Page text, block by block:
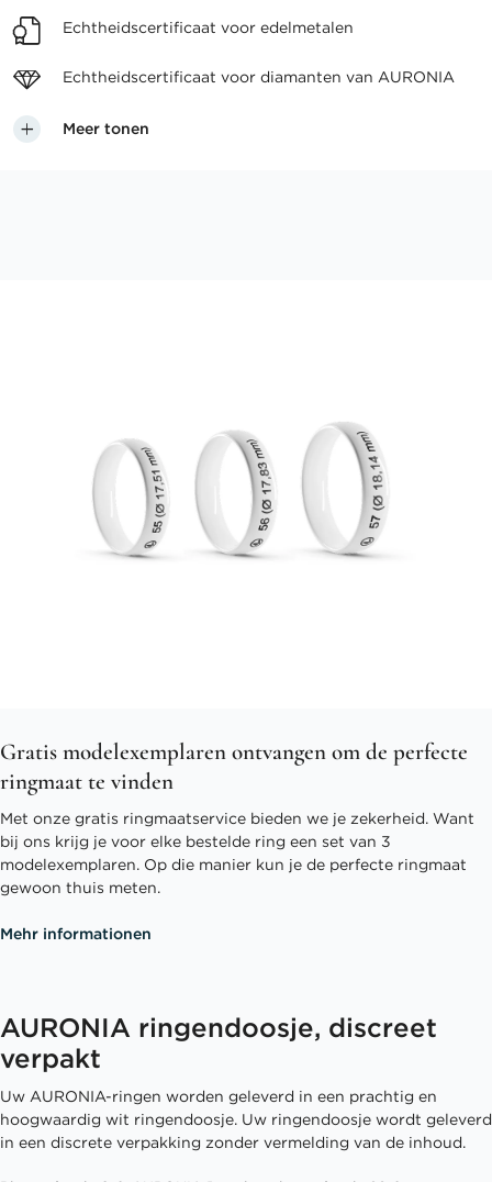
Echtheidscertificaat voor edelmetalen
Echtheidscertificaat voor diamanten van AURONIA
Meer tonen
Gratis modelexemplaren ontvangen om de perfecte
ringmaat te vinden
Met onze gratis ringmaatservice bieden we je zekerheid. Want
bij ons krijg je voor elke bestelde ring een set van 3
modelexemplaren. Op die manier kun je de perfecte ringmaat
gewoon thuis meten.
Mehr informationen
AURONIA ringendoosje, discreet
verpakt
Uw AURONIA-ringen worden geleverd in een prachtig en
hoogwaardig wit ringendoosje. Uw ringendoosje wordt geleverd
in een discrete verpakking zonder vermelding van de inhoud.